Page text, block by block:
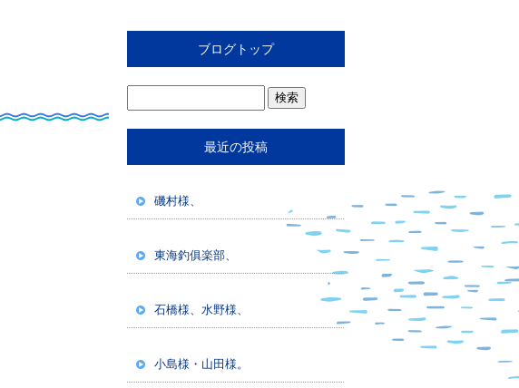
ブログトップ
最近の投稿
磯村様、
東海釣俱楽部、
石橋様、水野様、
小島様・山田様。